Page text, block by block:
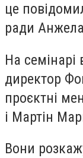
це
ради
На семінарі
директор
проєктні
і Мартін
Вони